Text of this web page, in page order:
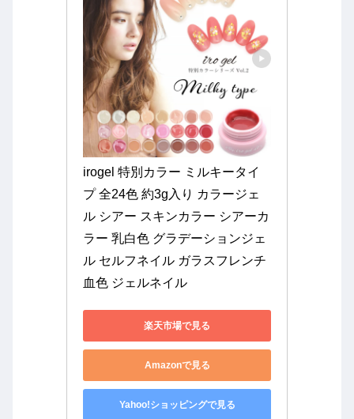
irogel 特別カラー ミルキータイ
プ 全24色 約3g入り カラージェ
ル シアー スキンカラー シアーカ
ラー 乳白色 グラデーションジェ
ル セルフネイル ガラスフレンチ
血色 ジェルネイル
楽天市場で見る
Amazonで見る
Yahoo!ショッピングで見る